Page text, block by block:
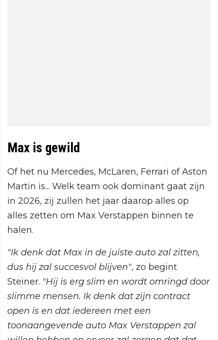
Max is gewild
Of het nu Mercedes, McLaren, Ferrari of Aston
Martin is... Welk team ook dominant gaat zijn
in 2026, zij zullen het jaar daarop alles op
alles zetten om Max Verstappen binnen te
halen.
"Ik denk dat Max in de juiste auto zal zitten,
dus hij zal succesvol blijven", zo begint
Steiner. "Hij is erg slim en wordt omringd door
slimme mensen. Ik denk dat zijn contract
open is en dat iedereen met een
toonaangevende auto Max Verstappen zal